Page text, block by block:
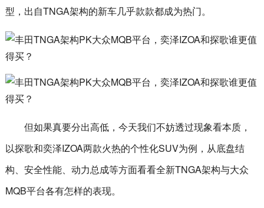
型，出自TNGA架构的新车几乎款款都成为热门。
但如果真要分出高低，今天我们不妨透过现象看本质，
以探歌和奕泽IZOA两款火热的个性化SUV为例，从底盘结
构、安全性能、动力总成等方面看看全新TNGA架构与大众
MQB平台各有怎样的表现。